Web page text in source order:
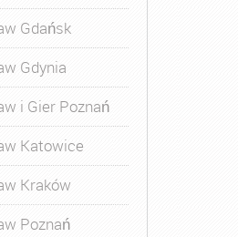
Gdańsk
Gdynia
i Gier Poznań
Katowice
Kraków
Poznań